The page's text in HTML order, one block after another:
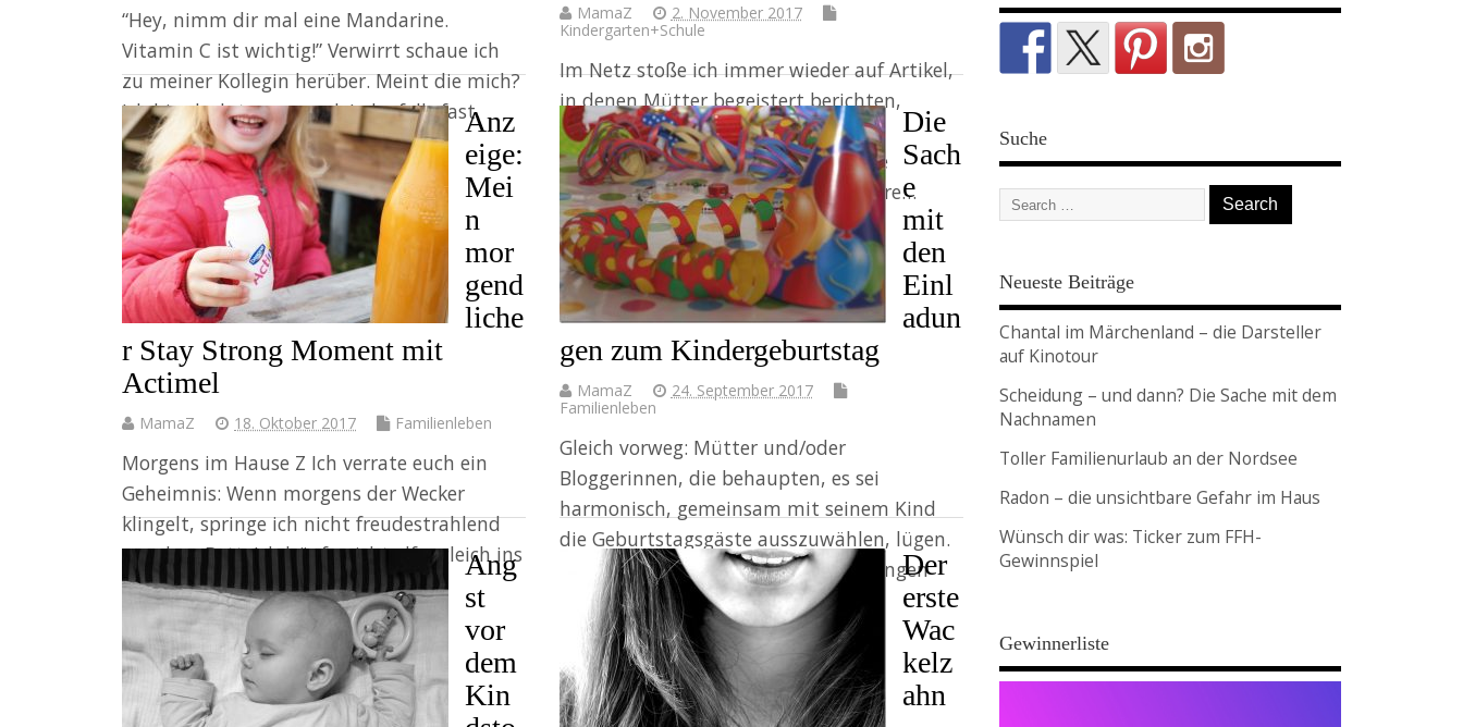
“Hey, nimm dir mal eine Mandarine.
Vitamin C ist wichtig!” Verwirrt schaue ich
zu meiner Kollegin herüber. Meint die mich?
Ich bin doch top gesund. Jedenfalls fast.
Kaum sinken die…
Weiter
MamaZ
2. November 2017
Kindergarten+Schule
Im Netz stoße ich immer wieder auf Artikel,
in denen Mütter begeistert berichten,
warum ihre Kinder nicht in den
Kindergarten gehen. Und warum die
Betreuung zu Hause das einzig Wahre…
Weiter
Anz
eige:
Mei
n
mor
gend
liche
r Stay Strong Moment mit
Actimel
MamaZ 18. Oktober 2017 Familienleben
Morgens im Hause Z Ich verrate euch ein
Geheimnis: Wenn morgens der Wecker
klingelt, springe ich nicht freudestrahlend
aus dem Bett. Ich hüpfe nicht elfengleich ins
Bad, und ich trällere…
Weiter
Die
Sach
e
mit
den
Einl
adun
gen zum Kindergeburtstag
MamaZ
24. September 2017
Familienleben
Gleich vorweg: Mütter und/oder
Bloggerinnen, die behaupten, es sei
harmonisch, gemeinsam mit seinem Kind
die Geburtstagsgäste ausszuwählen, lügen.
Und zwar ganz dreist. Denn Einladungen
schreiben ist Krieg. So war’s bei…
Weiter
Ang
st
vor
dem
Kin
Der
erste
Wac
kelz
ahn
Suche
Neueste Beiträge
Chantal im Märchenland – die Darsteller
auf Kinotour
Scheidung – und dann? Die Sache mit dem
Nachnamen
Toller Familienurlaub an der Nordsee
Radon – die unsichtbare Gefahr im Haus
Wünsch dir was: Ticker zum FFH-
Gewinnspiel
Gewinnerliste